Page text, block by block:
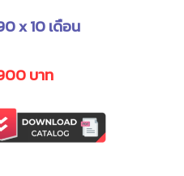
x 10 เดือน
บาท